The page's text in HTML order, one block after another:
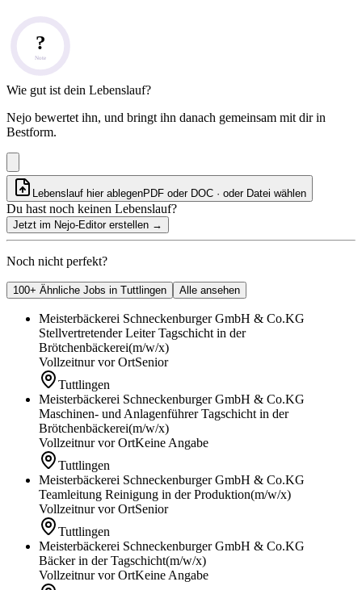
?
Note
Wie gut ist dein Lebenslauf?
Nejo bewertet ihn, und bringt ihn danach gemeinsam mit dir in
Bestform.
Lebenslauf hier ablegenPDF oder DOC · oder Datei wählen
Du hast noch keinen Lebenslauf?
Jetzt im Nejo-Editor erstellen →
Noch nicht perfekt?
100+ Ähnliche Jobs in Tuttlingen Alle ansehen
Meisterbäckerei Schneckenburger GmbH & Co.KG
Stellvertretender Leiter Tagschicht in der
Brötchenbäckerei(m/w/x)
Vollzeitnur vor OrtSenior
Tuttlingen
Meisterbäckerei Schneckenburger GmbH & Co.KG
Maschinen- und Anlagenführer Tagschicht in der
Brötchenbäckerei(m/w/x)
Vollzeitnur vor OrtKeine Angabe
Tuttlingen
Meisterbäckerei Schneckenburger GmbH & Co.KG
Teamleitung Reinigung in der Produktion(m/w/x)
Vollzeitnur vor OrtSenior
Tuttlingen
Meisterbäckerei Schneckenburger GmbH & Co.KG
Bäcker in der Tagschicht(m/w/x)
Vollzeitnur vor OrtKeine Angabe